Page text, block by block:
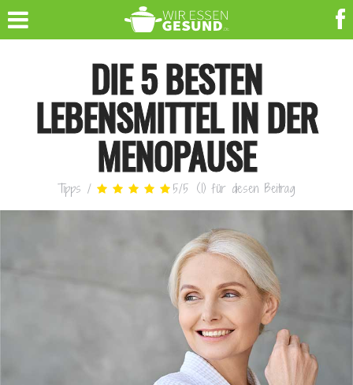
DIE 5 BESTEN
LEBENSMITTEL IN DER
MENOPAUSE
Tipps / 5/5 (1) für diesen Beitrag